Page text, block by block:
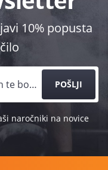
10% popusta
POŠLJI
naročniki na novice